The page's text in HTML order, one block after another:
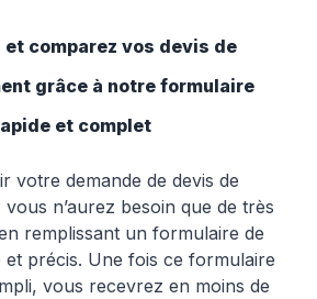
et comparez vos devis de
grâce à notre formulaire
et complet
votre demande de devis de
n’aurez besoin que de très
remplissant un formulaire de
et précis. Une fois ce formulaire
vous recevrez en moins de